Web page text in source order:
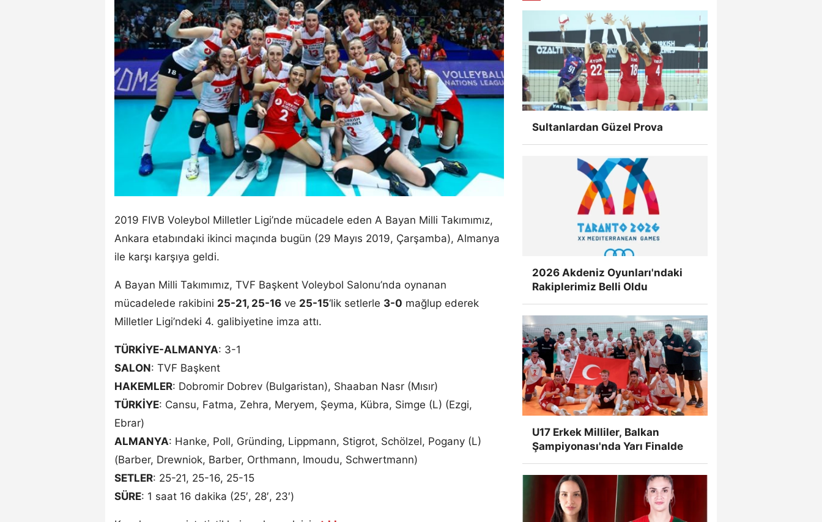
2019 FIVB Voleybol Milletler Ligi’nde mücadele eden A Bayan Milli Takımımız,
Ankara etabındaki ikinci maçında bugün (29 Mayıs 2019, Çarşamba), Almanya
ile karşı karşıya geldi.
A Bayan Milli Takımımız, TVF Başkent Voleybol Salonu’nda oynanan
mücadelede rakibini 25-21, 25-16 ve 25-15‘lik setlerle 3-0 mağlup ederek
Milletler Ligi’ndeki 4. galibiyetine imza attı.
TÜRKİYE-ALMANYA: 3-1
SALON: TVF Başkent
HAKEMLER: Dobromir Dobrev (Bulgaristan), Shaaban Nasr (Mısır)
TÜRKİYE: Cansu, Fatma, Zehra, Meryem, Şeyma, Kübra, Simge (L) (Ezgi,
Ebrar)
ALMANYA: Hanke, Poll, Gründing, Lippmann, Stigrot, Schölzel, Pogany (L)
(Barber, Drewniok, Barber, Orthmann, Imoudu, Schwertmann)
SETLER: 25-21, 25-16, 25-15
SÜRE: 1 saat 16 dakika (25′, 28′, 23′)
Sultanlardan Güzel Prova
2026 Akdeniz Oyunları'ndaki
Rakiplerimiz Belli Oldu
U17 Erkek Milliler, Balkan
Şampiyonası'nda Yarı Finalde